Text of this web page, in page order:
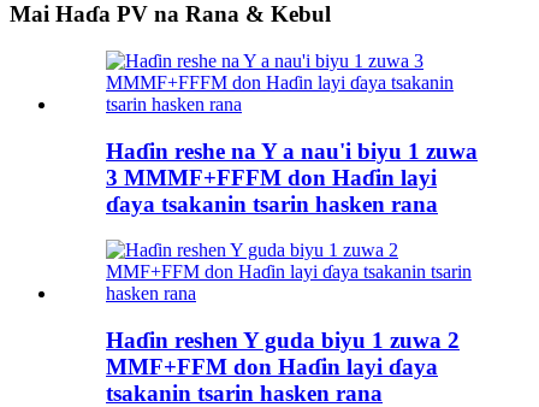
Mai Haɗa PV na Rana & Kebul
Haɗin reshe na Y a nau'i biyu 1 zuwa
3 MMMF+FFFM don Haɗin layi
ɗaya tsakanin tsarin hasken rana
Haɗin reshen Y guda biyu 1 zuwa 2
MMF+FFM don Haɗin layi ɗaya
tsakanin tsarin hasken rana